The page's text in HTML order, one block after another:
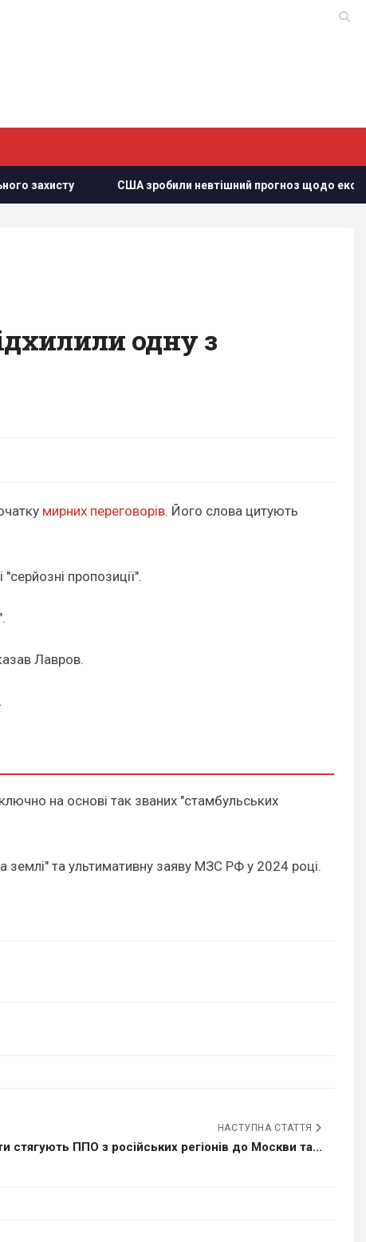
США зробили невтішний прогноз щодо експорту
одну з
мирних переговорів. Його слова цитують
пропозиції".
Лавров.
на основі так званих "стамбульських
землі" та ультимативну заяву МЗС РФ у 2024 році.
НАСТУПНА СТАТТЯ
стягують ППО з російських регіонів до Москви та...